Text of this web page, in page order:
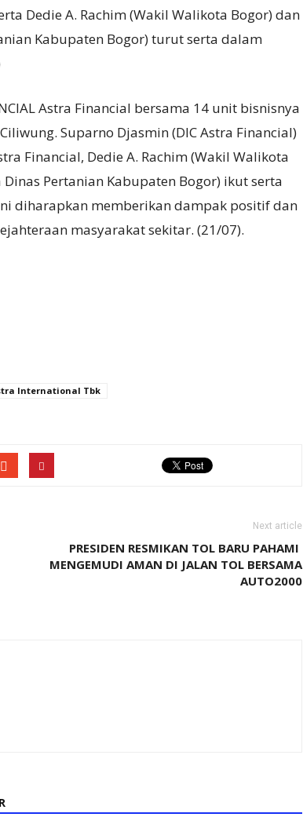
Dedie A. Rachim (Wakil Walikota Bogor) dan
Kabupaten Bogor) turut serta dalam
Astra Financial bersama 14 unit bisnisnya
Suparno Djasmin (DIC Astra Financial)
Financial, Dedie A. Rachim (Wakil Walikota
Pertanian Kabupaten Bogor) ikut serta
diharapkan memberikan dampak positif dan
masyarakat sekitar. (21/07).
International Tbk
Next article
PRESIDEN RESMIKAN TOL BARU PAHAMI
MENGEMUDI AMAN DI JALAN TOL BERSAMA
AUTO2000